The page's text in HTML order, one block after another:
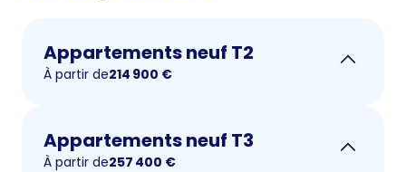
Appartements neuf T2
À partir de214 900 €
Appartements neuf T3
À partir de257 400 €